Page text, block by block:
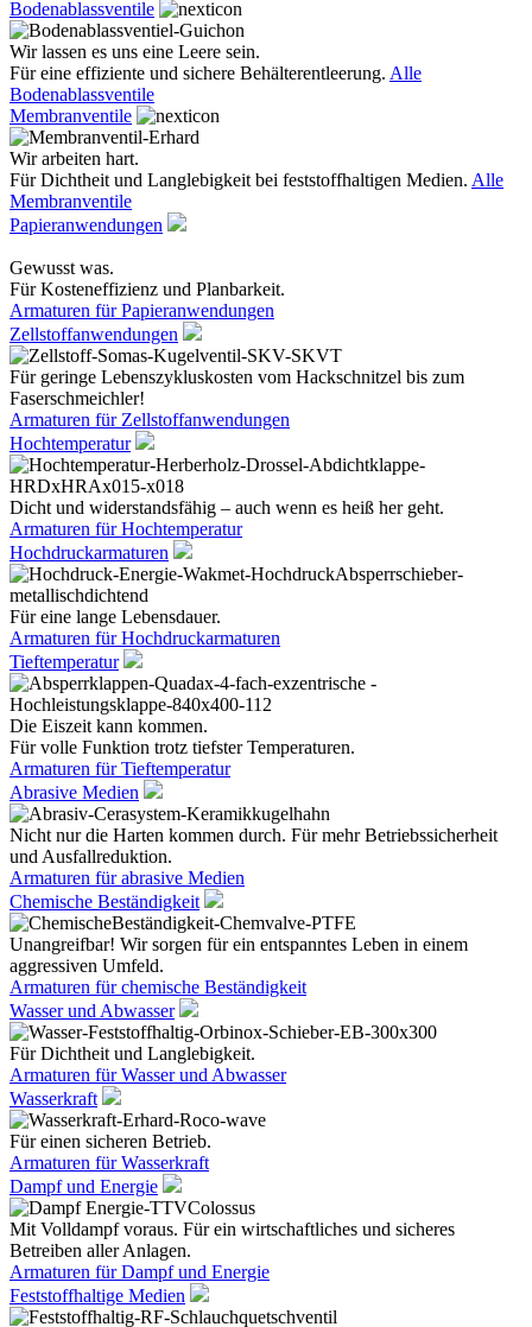
Bodenablassventile
Wir lassen es uns eine Leere sein.
Für eine effiziente und sichere Behälterentleerung. Alle
Bodenablassventile
Membranventile
Wir arbeiten hart.
Für Dichtheit und Langlebigkeit bei feststoffhaltigen Medien. Alle
Membranventile
Papieranwendungen
Gewusst was.
Für Kosteneffizienz und Planbarkeit.
Armaturen für Papieranwendungen
Zellstoffanwendungen
Für geringe Lebenszykluskosten vom Hackschnitzel bis zum
Faserschmeichler!
Armaturen für Zellstoffanwendungen
Hochtemperatur
Dicht und widerstandsfähig – auch wenn es heiß her geht.
Armaturen für Hochtemperatur
Hochdruckarmaturen
Für eine lange Lebensdauer.
Armaturen für Hochdruckarmaturen
Tieftemperatur
Die Eiszeit kann kommen.
Für volle Funktion trotz tiefster Temperaturen.
Armaturen für Tieftemperatur
Abrasive Medien
Nicht nur die Harten kommen durch. Für mehr Betriebssicherheit
und Ausfallreduktion.
Armaturen für abrasive Medien
Chemische Beständigkeit
Unangreifbar! Wir sorgen für ein entspanntes Leben in einem
aggressiven Umfeld.
Armaturen für chemische Beständigkeit
Wasser und Abwasser
Für Dichtheit und Langlebigkeit.
Armaturen für Wasser und Abwasser
Wasserkraft
Für einen sicheren Betrieb.
Armaturen für Wasserkraft
Dampf und Energie
Mit Volldampf voraus. Für ein wirtschaftliches und sicheres
Betreiben aller Anlagen.
Armaturen für Dampf und Energie
Feststoffhaltige Medien